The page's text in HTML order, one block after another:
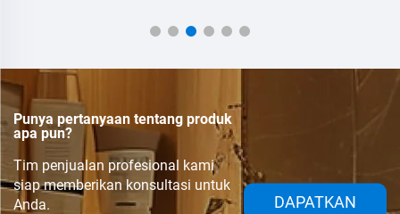
Punya pertanyaan tentang produk
apa pun?
Tim penjualan profesional kami
siap memberikan konsultasi untuk
Anda.
DAPATKAN